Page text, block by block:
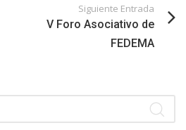
Siguiente Entrada
V Foro Asociativo de
FEDEMA